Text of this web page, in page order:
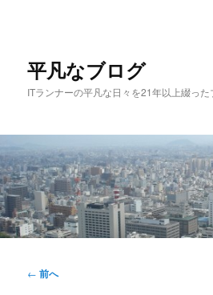
移
動
平凡なブログ
ITランナーの平凡な日々を21年以上綴った
投
← 前へ